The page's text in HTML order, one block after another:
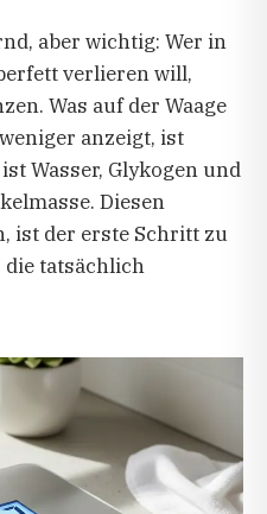
aber wichtig: Wer in
verlieren will,
Was auf der Waage
anzeigt, ist
Wasser, Glykogen und
Diesen
ist der erste Schritt zu
die tatsächlich